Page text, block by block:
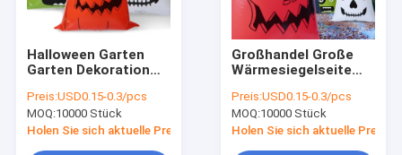
Wiederverwendbare Eisbeutel
Vor geöffnete Taschen
Brotverpackungs-Taschen
Halloween Garten
Garten Dekoration
biologisch abbaubare
Hitzesiegel Side
Gusset Tasche
Preis:USD0.15-0.3/pcs
MOQ:10000 Stück
Holen Sie sich aktuelle Preis
Großhandel Große
Wärmesiegelseite
LDPE-
Plastikkürbisbeutel
für Halloween Garten
Preis:USD0.15-0.3/pcs
MOQ:10000 Stück
Holen Sie sich aktuelle Preis